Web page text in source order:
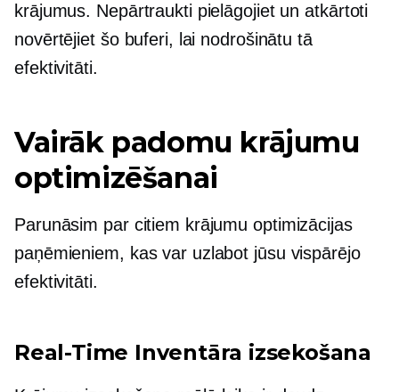
krājumus. Nepārtraukti pielāgojiet un atkārtoti
novērtējiet šo buferi, lai nodrošinātu tā
efektivitāti.
Vairāk padomu krājumu
optimizēšanai
Parunāsim par citiem krājumu optimizācijas
paņēmieniem, kas var uzlabot jūsu vispārējo
efektivitāti.
Real-Time Inventāra izsekošana